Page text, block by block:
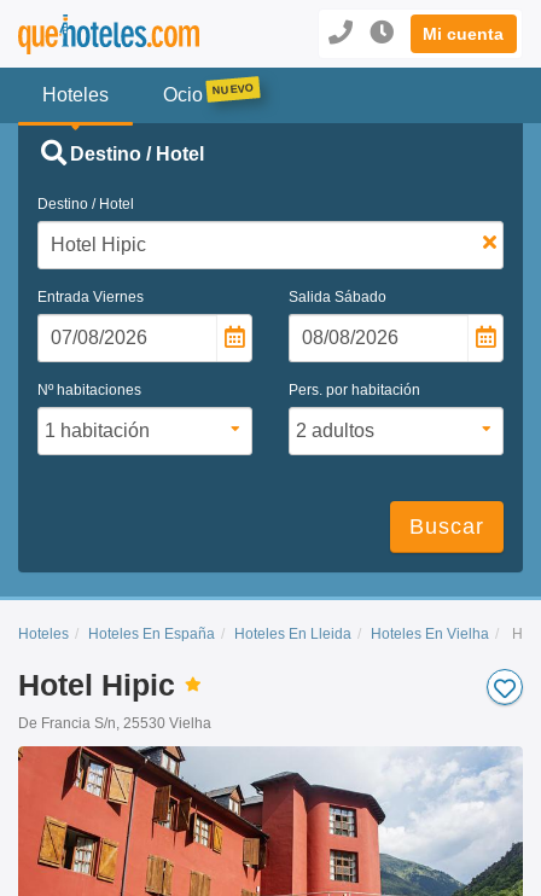
Mi cuenta
Hoteles Ocio
Destino / Hotel
Destino / Hotel
Entrada Viernes Salida Sábado
Nº habitaciones Pers. por habitación
Buscar
Hoteles Hoteles En España Hoteles En Lleida Hoteles En Vielha
Hotel Hipic
De Francia S/n, 25530 Vielha